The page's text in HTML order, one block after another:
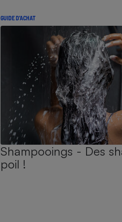
GUIDE D'ACHAT
Shampooings - Des
poil !